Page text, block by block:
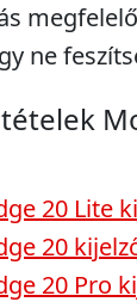
ne
20 Lite
20
20 Pro